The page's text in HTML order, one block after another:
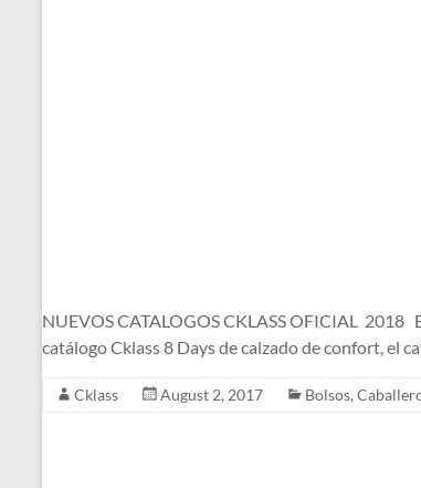
NUEVOS CATALOGOS CKLASS OFICIAL 2018
catálogo Cklass 8 Days de calzado de confort, el
Cklass August 2, 2017 Bolsos,